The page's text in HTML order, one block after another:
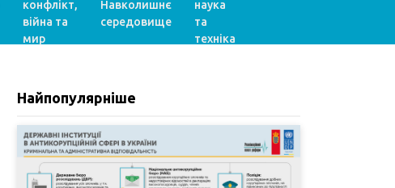
конфлікт,
війна та
мир
Навколишнє
середовище
наука
та
техніка
Найпопулярніше